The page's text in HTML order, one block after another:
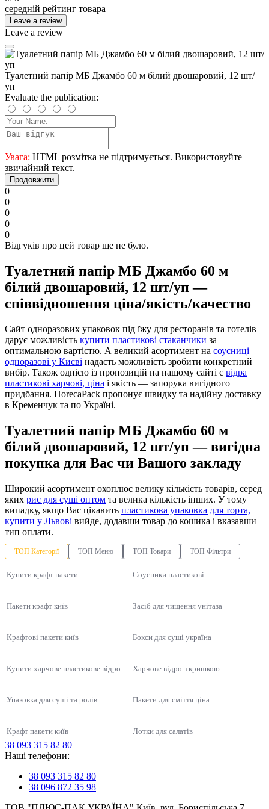
середній рейтинг товара
Leave a review
Leave a review
Туалетний папір МБ Джамбо 60 м білий двошаровий, 12 шт/
уп
Evaluate the publication:
Увага: HTML розмітка не підтримується. Використовуйте
звичайний текст.
Продовжити
0
0
0
0
0
Відгуків про цей товар ще не було.
Туалетний папір МБ Джамбо 60 м
білий двошаровий, 12 шт/уп —
співвідношення ціна/якість/качество
Сайт одноразових упаковок під їжу для ресторанів та готелів
дарує можливість купити пластикові стаканчики за
оптимальною вартістю. А великий асортимент на соусниці
одноразові у Києві надасть можливість зробити конкретний
вибір. Також однією із пропозицій на нашому сайті є відра
пластикові харчові, ціна і якість — запорука вигідного
придбання. HorecaPack пропонує швидку та надійну доставку
в Кременчук та по Україні.
Туалетний папір МБ Джамбо 60 м
білий двошаровий, 12 шт/уп — вигідна
покупка для Вас чи Вашого закладу
Широкий асортимент охоплює велику кількість товарів, серед
яких рис для суші оптом та велика кількість інших. У тому
випадку, якщо Вас цікавить пластикова упаковка для торта,
купити у Львові вийде, додавши товар до кошика і вказавши
тип оплати.
ТОП Категорії ТОП Меню ТОП Товари ТОП Фільтри
Купити крафт пакети
Пакети крафт київ
Крафтові пакети київ
Купити харчове пластикове відро
Упаковка для суші та ролів
Крафт пакети київ
Купити упаковку для ролів
Упаковка для локшини
Соусники пластикові
Засіб для чищення унітаза
Бокси для суші україна
Харчове відро з кришкою
Пакети для сміття ціна
Лотки для салатів
Упаковка для суші, соусів, WOK
Продукти HoReCa
Соусниці одноразові
Упаковка для лапши (Вок бокс)
Для перших страв
Одноразова упаковка універсальна ПС-8 на 500 мл, 600 шт/уп
Термопакет для гриля 25х35 см (20 мкм), 100 шт/уп
Коробка для піци 30 см
Класична супниця з прозорою кришкою
38 093 315 82 80
Наші телефони:
38 093 315 82 80
38 096 872 35 98